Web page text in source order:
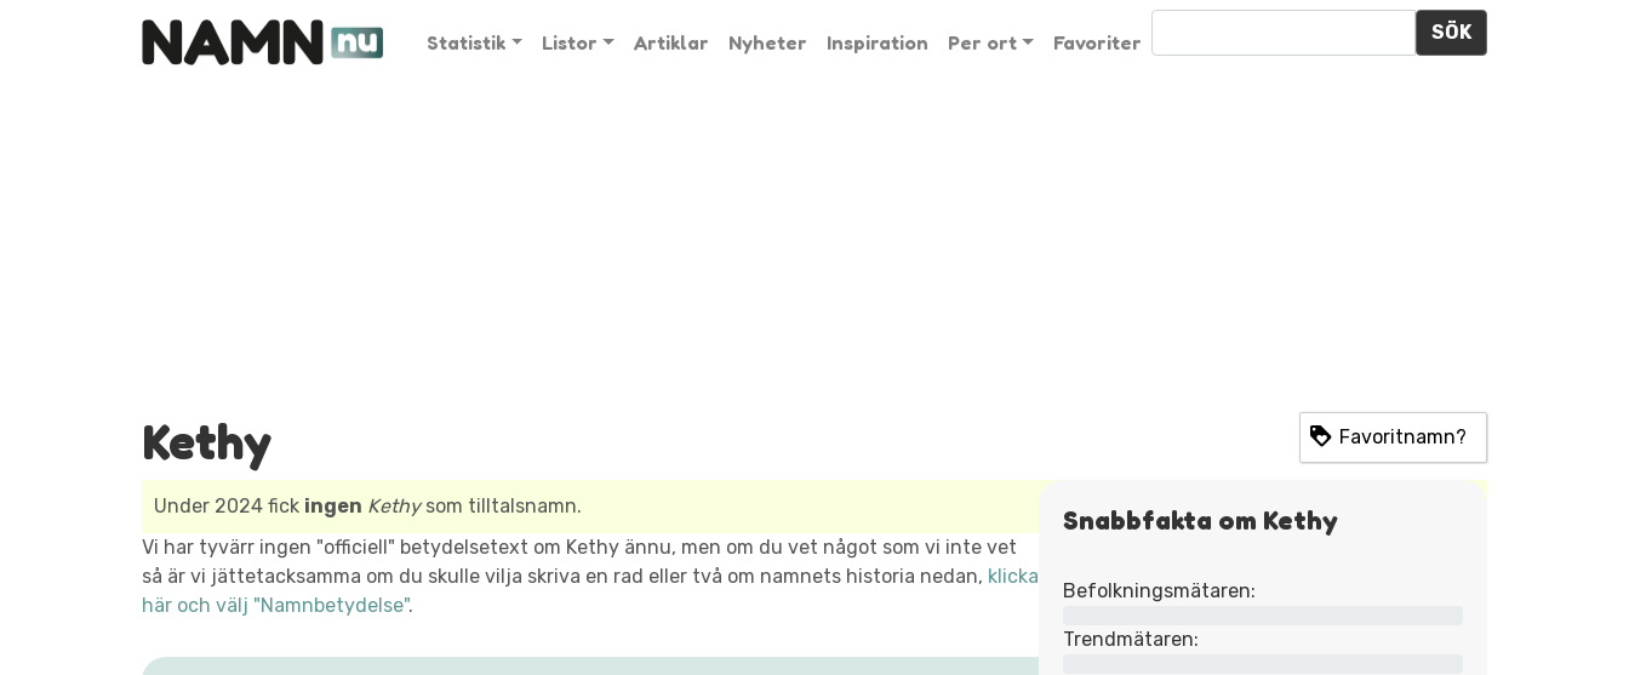
Statistik Listor Artiklar Nyheter Inspiration Per ort Favoriter SÖK
Kethy Favoritnamn?
Snabbfakta om Kethy
Befolkningsmätaren:
Trendmätaren:
Under 2024 fick ingen Kethysom tilltalsnamn.
Vi har tyvärr ingen "officiell" betydelsetext om Kethy ännu, men om du vet något som vi inte vet
så är vi jättetacksamma om du skulle vilja skriva en rad eller två om namnets historia nedan, klicka
här och välj "Namnbetydelse".